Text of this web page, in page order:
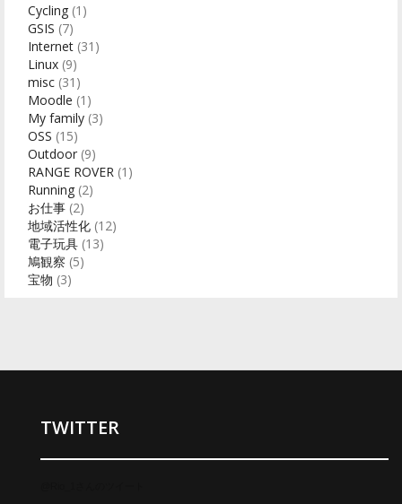
Cycling (1)
GSIS (7)
Internet (31)
Linux (9)
misc (31)
Moodle (1)
My family (3)
OSS (15)
Outdoor (9)
RANGE ROVER (1)
Running (2)
お仕事 (2)
地域活性化 (12)
電子玩具 (13)
鳩観察 (5)
宝物 (3)
TWITTER